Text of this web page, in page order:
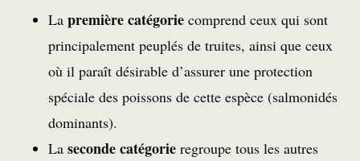
La première catégorie comprend ceux qui sont
principalement peuplés de truites, ainsi que ceux
où il paraît désirable d’assurer une protection
spéciale des poissons de cette espèce (salmonidés
dominants).
La seconde catégorie regroupe tous les autres